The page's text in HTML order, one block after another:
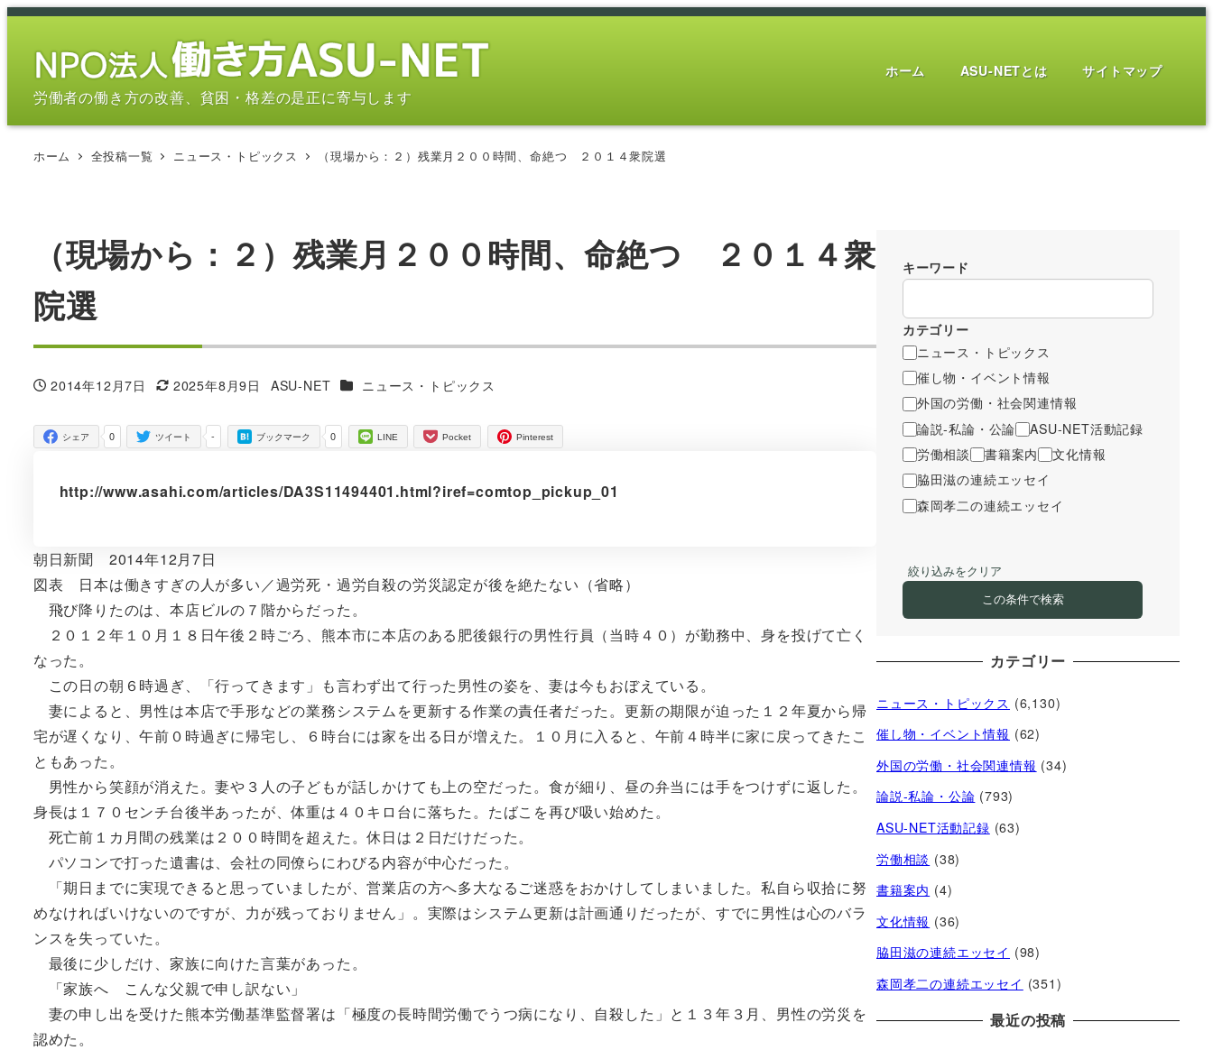
メ
労働者の働き方の改善、貧困・格差の是正に寄与します
ホーム ASU-NETとは サイトマップ
ホーム 全投稿一覧 ニュース・トピックス （現場から：２）残業月２００時間、命絶つ ２０１４衆院選
（現場から：２）残業月２００時間、命絶つ ２０１４衆
院選
投稿日
2014年12月7日
更新日
2025年8月9日
著
ASU-NET カテゴリー
ニュース・トピックス
0
シェア -
ツイート 0
ブックマーク LINE Pocket Pinterest
http://www.asahi.com/articles/DA3S11494401.html?iref=comtop_pickup_01
朝日新聞 2014年12月7日
図表 日本は働きすぎの人が多い／過労死・過労自殺の労災認定が後を絶たない（省略）
飛び降りたのは、本店ビルの７階からだった。
２０１２年１０月１８日午後２時ごろ、熊本市に本店のある肥後銀行の男性行員（当時４０）が勤務中、身を投げて亡く
なった。
この日の朝６時過ぎ、「行ってきます」も言わず出て行った男性の姿を、妻は今もおぼえている。
妻によると、男性は本店で手形などの業務システムを更新する作業の責任者だった。更新の期限が迫った１２年夏から帰
宅が遅くなり、午前０時過ぎに帰宅し、６時台には家を出る日が増えた。１０月に入ると、午前４時半に家に戻ってきたこ
ともあった。
男性から笑顔が消えた。妻や３人の子どもが話しかけても上の空だった。食が細り、昼の弁当には手をつけずに返した。
身長は１７０センチ台後半あったが、体重は４０キロ台に落ちた。たばこを再び吸い始めた。
死亡前１カ月間の残業は２００時間を超えた。休日は２日だけだった。
パソコンで打った遺書は、会社の同僚らにわびる内容が中心だった。
「期日までに実現できると思っていましたが、営業店の方へ多大なるご迷惑をおかけしてしまいました。私自ら収拾に努
めなければいけないのですが、力が残っておりません」。実際はシステム更新は計画通りだったが、すでに男性は心のバラ
ンスを失っていた。
最後に少しだけ、家族に向けた言葉があった。
「家族へ こんな父親で申し訳ない」
妻の申し出を受けた熊本労働基準監督署は「極度の長時間労働でうつ病になり、自殺した」と１３年３月、男性の労災を
認めた。
キーワード
カテゴリー
ニュース・トピックス
催し物・イベント情報
外国の労働・社会関連情報
論説-私論・公論
ASU-NET活動記録
労働相談
書籍案内
文化情報
脇田滋の連続エッセイ
森岡孝二の連続エッセイ
絞り込みをクリア
この条件で検索
カテゴリー
ニュース・トピックス (6,130)
催し物・イベント情報 (62)
外国の労働・社会関連情報 (34)
論説-私論・公論 (793)
ASU-NET活動記録 (63)
労働相談 (38)
書籍案内 (4)
文化情報 (36)
脇田滋の連続エッセイ (98)
森岡孝二の連続エッセイ (351)
最近の投稿